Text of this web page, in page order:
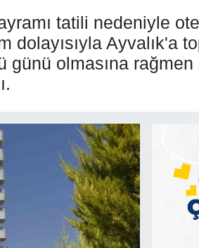
tatili nedeniyle
Ayvalık'a
olmasına